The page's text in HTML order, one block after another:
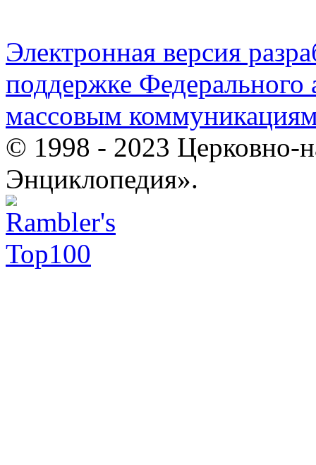
Электронная версия
поддержке Федерального
массовым
© 1998 - 2023 Церковно-
Энциклопедия».